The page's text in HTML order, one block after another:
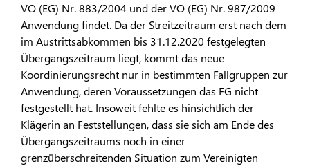
VO (EG) Nr. 883/2004 und der VO (EG) Nr. 987/2009
Anwendung findet. Da der Streitzeitraum erst nach dem
im Austrittsabkommen bis 31.12.2020 festgelegten
Übergangszeitraum liegt, kommt das neue
Koordinierungsrecht nur in bestimmten Fallgruppen zur
Anwendung, deren Voraussetzungen das FG nicht
festgestellt hat. Insoweit fehlte es hinsichtlich der
Klägerin an Feststellungen, dass sie sich am Ende des
Übergangszeitraums noch in einer
grenzüberschreitenden Situation zum Vereinigten